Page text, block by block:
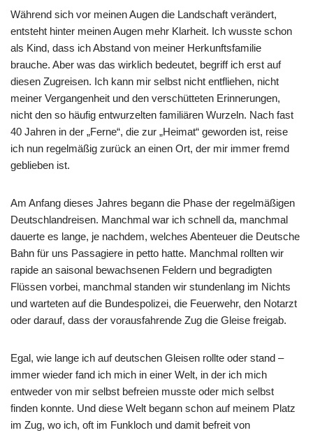
Während sich vor meinen Augen die Landschaft verändert,
entsteht hinter meinen Augen mehr Klarheit. Ich wusste schon
als Kind, dass ich Abstand von meiner Herkunftsfamilie
brauche. Aber was das wirklich bedeutet, begriff ich erst auf
diesen Zugreisen. Ich kann mir selbst nicht entfliehen, nicht
meiner Vergangenheit und den verschütteten Erinnerungen,
nicht den so häufig entwurzelten familiären Wurzeln. Nach fast
40 Jahren in der „Ferne“, die zur „Heimat“ geworden ist, reise
ich nun regelmäßig zurück an einen Ort, der mir immer fremd
geblieben ist.
Am Anfang dieses Jahres begann die Phase der regelmäßigen
Deutschlandreisen. Manchmal war ich schnell da, manchmal
dauerte es lange, je nachdem, welches Abenteuer die Deutsche
Bahn für uns Passagiere in petto hatte. Manchmal rollten wir
rapide an saisonal bewachsenen Feldern und begradigten
Flüssen vorbei, manchmal standen wir stundenlang im Nichts
und warteten auf die Bundespolizei, die Feuerwehr, den Notarzt
oder darauf, dass der vorausfahrende Zug die Gleise freigab.
Egal, wie lange ich auf deutschen Gleisen rollte oder stand –
immer wieder fand ich mich in einer Welt, in der ich mich
entweder von mir selbst befreien musste oder mich selbst
finden konnte. Und diese Welt begann schon auf meinem Platz
im Zug, wo ich, oft im Funkloch und damit befreit von